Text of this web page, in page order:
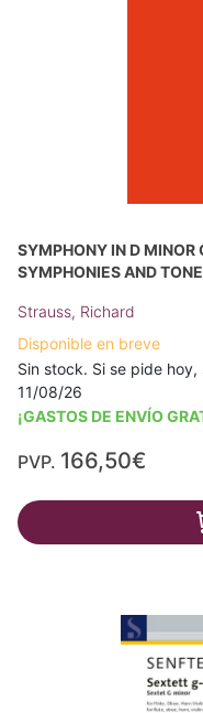
SYMPHONY IN D MINOR
SYMPHONIES AND
Strauss, Richard
Disponible en breve
Sin stock. Si se pide
11/08/26
¡GASTOS DE ENVÍO
PVP. 166,50€